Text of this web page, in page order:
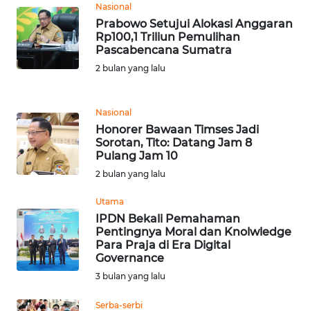
Nasional
Prabowo Setujui Alokasi Anggaran
Rp100,1 Triliun Pemulihan
Pascabencana Sumatra
2 bulan yang lalu
Nasional
Honorer Bawaan Timses Jadi
Sorotan, Tito: Datang Jam 8
Pulang Jam 10
2 bulan yang lalu
Utama
IPDN Bekali Pemahaman
Pentingnya Moral dan Knolwledge
Para Praja di Era Digital
Governance
3 bulan yang lalu
Serba-serbi
KAMI
PEDOMAN
MEDIA
REDAKSI
KARIR
Wahana
News
Regional
SUMUT